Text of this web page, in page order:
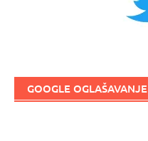
GOOGLE OGLAŠAVANJE